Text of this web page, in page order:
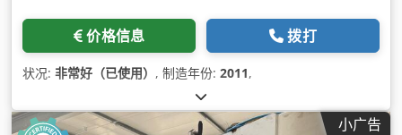
价格信息 拨打
状况: 非常好（已使用） , 制造年份: 2011,
小广告